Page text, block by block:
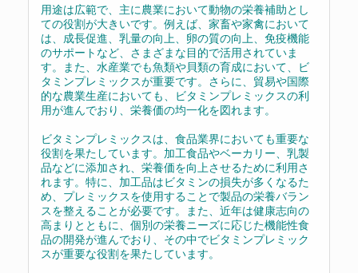
用途は広範で、主に農業において動物の栄養補助とし
ての役割が大きいです。例えば、家畜や家禽において
は、成長促進、乳量の向上、卵の質の向上、免疫機能
のサポートなど、さまざまな目的で活用されていま
す。また、水産業でも魚類や貝類の育成において、ビ
タミンプレミックスが重要です。さらに、貿易や国際
的な農業生産においても、ビタミンプレミックスの利
用が進んでおり、栄養価の均一化を図れます。
ビタミンプレミックスは、食品業界においても重要な
役割を果たしています。加工食品やベーカリー、乳製
品などに添加され、栄養価を向上させるために利用さ
れます。特に、加工品はビタミンの損失が多くなるた
め、プレミックスを使用することで製品の栄養バラン
スを整えることが必要です。また、近年は健康志向の
高まりとともに、個別の栄養ニーズに応じた機能性食
品の開発が進んでおり、その中でビタミンプレミック
スが重要な役割を果たしています。